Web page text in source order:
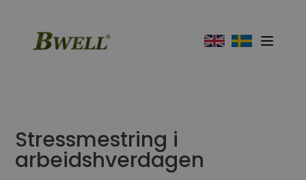
Stressmestring i
arbeidshverdagen